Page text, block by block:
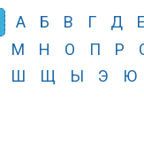
А Б В Г Д Е
М Н О П Р
Ш Щ Ы Э Ю